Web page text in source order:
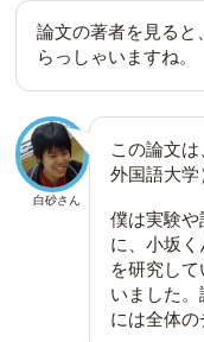
論文の著者を見ると
らっしゃいますね。
白砂さん
この論文
外国語大学
僕は実験
に、小坂
を研究し
いました
には全体の